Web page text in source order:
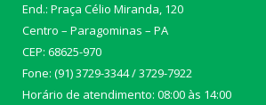
End.: Praça Célio Miranda, 120
Centro – Paragominas – PA
CEP: 68625-970
Fone: (91) 3729-3344 / 3729-7922
Horário de atendimento: 08:00 às 14:00